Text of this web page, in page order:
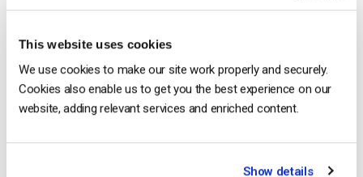
This website uses cookies
We use cookies to make our site work properly and securely.
Cookies also enable us to get you the best experience on our
website, adding relevant services and enriched content.
Show details
avancée
Suivez les performances de votre
contenu.